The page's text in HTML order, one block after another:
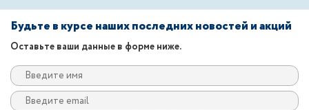
Будьте в курсе наших последних новостей и акций
Оставьте ваши данные в форме ниже.